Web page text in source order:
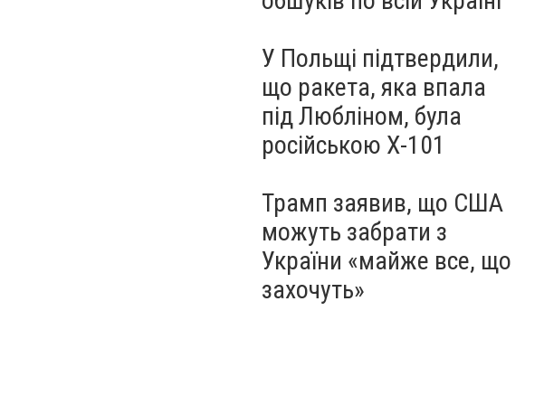
У Польщі підтвердили,
що ракета, яка впала
під Любліном, була
російською Х-101
Трамп заявив, що США
можуть забрати з
України «майже все, що
захочуть»